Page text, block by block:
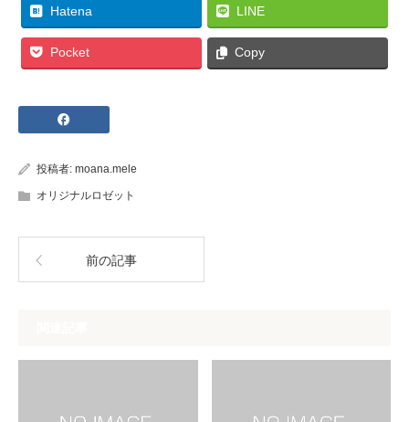
Hatena LINE
Pocket Copy
投稿者: moana.mele
オリジナルロゼット
前の記事